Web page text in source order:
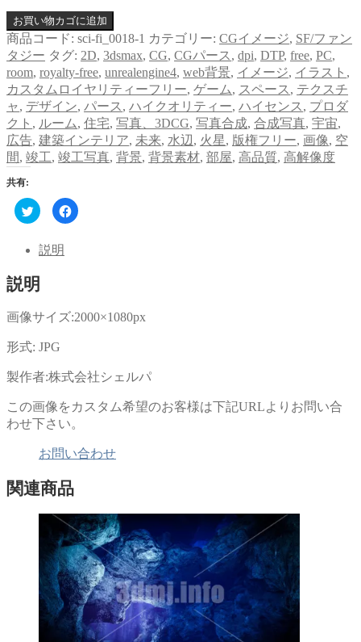
お買い物カゴに追加
商品コード: sci-fi_0018-1 カテゴリー: CGイメージ, SF/ファン
タジー タグ: 2D, 3dsmax, CG, CGパース , dpi, DTP, free, PC,
room, royalty-free, unrealengine4, web背景, イメージ, イラスト ,
カスタムロイヤリティーフリー, ゲーム, スペース , テクスチ
ャ, デザイン, パース , ハイクオリティー, ハイセンス , プロダ
クト , ルーム, 住宅, 写真、3DCG, 写真合成, 合成写真, 宇宙,
広告, 建築インテリア, 未来, 水辺 , 火星, 版権フリー, 画像, 空
間, 竣工, 竣工写真, 背景, 背景素材, 部屋, 高品質, 高解像度
共有:
ク
リ
し
て
で
共
有
し
い
ィ
ン
ウ
で
き
ま
す)
Facebook
で
ク
し
い
(新
い
ウ
ン
ウ
で
ま
す)
説明
説明
画像サイズ:2000×1080px
形式: JPG
製作者:株式会社シェルパ
この画像をカスタム希望のお客様は下記URLよりお問い合
わせ下さい。
お問い合わせ
関連商品